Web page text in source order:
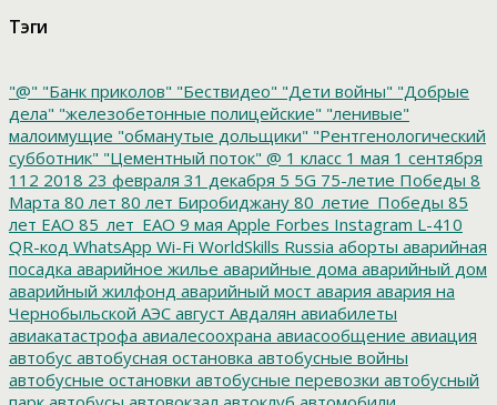
Тэги
"@" "Банк приколов" "Бествидео" "Дети войны" "Добрые
дела" "железобетонные полицейские" "ленивые"
малоимущие "обманутые дольщики" "Рентгенологический
субботник" "Цементный поток" @ 1 класс 1 мая 1 сентября
112 2018 23 февраля 31 декабря 5 5G 75-летие Победы 8
Марта 80 лет 80 лет Биробиджану 80_летие_Победы 85
лет ЕАО 85_лет_ЕАО 9 мая Apple Forbes Instagram L-410
QR-код WhatsApp Wi-Fi WorldSkills Russia аборты аварийная
посадка аварийное жилье аварийные дома аварийный дом
аварийный жилфонд аварийный мост авария авария на
Чернобыльской АЭС август Авдалян авиабилеты
авиакатастрофа авиалесоохрана авиасообщение авиация
автобус автобусная остановка автобусные войны
автобусные остановки автобусные перевозки автобусный